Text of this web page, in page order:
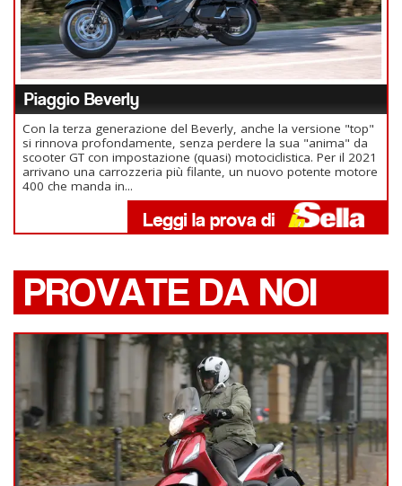
Piaggio Beverly
Con la terza generazione del Beverly, anche la versione "top"
si rinnova profondamente, senza perdere la sua "anima" da
scooter GT con impostazione (quasi) motociclistica. Per il 2021
arrivano una carrozzeria più filante, un nuovo potente motore
400 che manda in...
PROVATE DA NOI